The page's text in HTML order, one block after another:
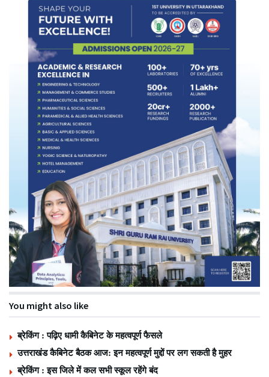
You might also like
ब्रेकिंग : पढ़िए धामी कैबिनेट के महत्वपूर्ण फैसले
उत्तराखंड कैबिनेट बैठक आज: इन महत्वपूर्ण मुद्दों पर लग सकती है मुहर
ब्रेकिंग : इस जिले में कल सभी स्कूल रहेंगे बंद